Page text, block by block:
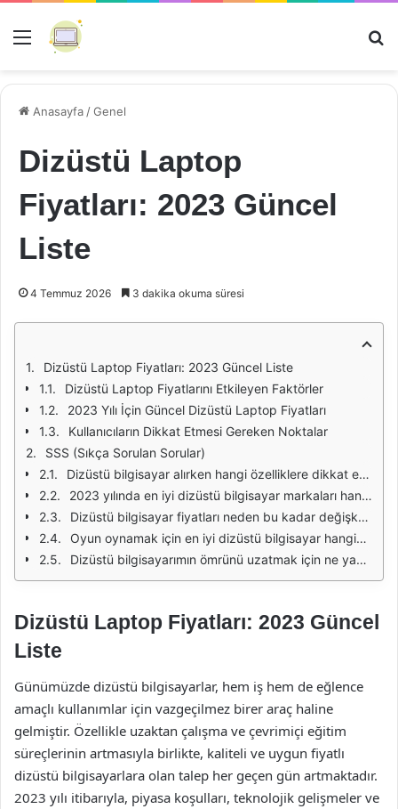
Menü
Anasayfa /Genel
Dizüstü Laptop
Fiyatları: 2023 Güncel
Liste
4 Temmuz 2026 3 dakika okuma süresi
Dizüstü Laptop Fiyatları: 2023 Güncel Liste
Dizüstü Laptop Fiyatlarını Etkileyen Faktörler
2023 Yılı İçin Güncel Dizüstü Laptop Fiyatları
Kullanıcıların Dikkat Etmesi Gereken Noktalar
SSS (Sıkça Sorulan Sorular)
Dizüstü bilgisayar alırken hangi özelliklere dikkat etmeliyim?
2023 yılında en iyi dizüstü bilgisayar markaları hangileridir?
Dizüstü bilgisayar fiyatları neden bu kadar değişkenlik gösteriyor?
Oyun oynamak için en iyi dizüstü bilgisayar hangisidir?
Dizüstü bilgisayarımın ömrünü uzatmak için ne yapmalıyım?
Dizüstü Laptop Fiyatları: 2023 Güncel
Liste
Günümüzde dizüstü bilgisayarlar, hem iş hem de eğlence
amaçlı kullanımlar için vazgeçilmez birer araç haline
gelmiştir. Özellikle uzaktan çalışma ve çevrimiçi eğitim
süreçlerinin artmasıyla birlikte, kaliteli ve uygun fiyatlı
dizüstü bilgisayarlara olan talep her geçen gün artmaktadır.
2023 yılı itibarıyla, piyasa koşulları, teknolojik gelişmeler ve